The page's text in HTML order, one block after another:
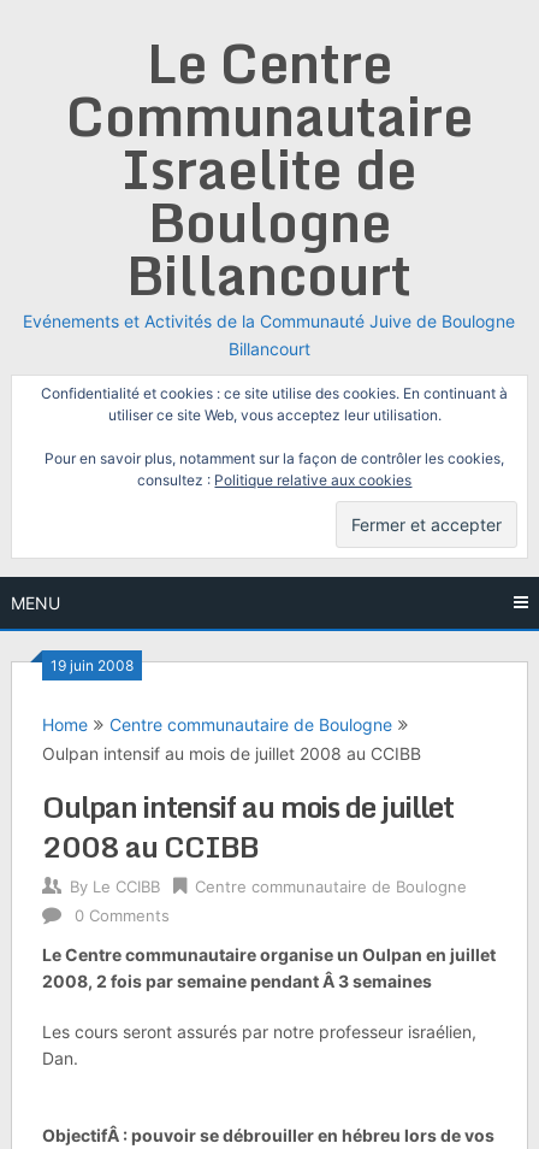
Le Centre
Communautaire
Israelite de
Boulogne
Billancourt
Evénements et Activités de la Communauté Juive de Boulogne
Billancourt
Confidentialité et cookies : ce site utilise des cookies. En continuant à
utiliser ce site Web, vous acceptez leur utilisation.
Pour en savoir plus, notamment sur la façon de contrôler les cookies,
consultez : Politique relative aux cookies
MENU
19 juin 2008
Home
Centre communautaire de Boulogne
Oulpan intensif au mois de juillet 2008 au CCIBB
Oulpan intensif au mois de juillet
2008 au CCIBB
By Le CCIBB
Centre communautaire de Boulogne
0 Comments
Le Centre communautaire organise un Oulpan en juillet
2008, 2 fois par semaine pendantÂ3 semaines
Les cours seront assurés par notre professeur israélien,
Dan.
ObjectifÂ : pouvoir se débrouiller en hébreu lors de vos